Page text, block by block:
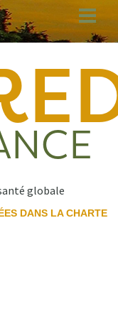
globale
DANS LA CHARTE